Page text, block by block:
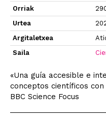
Orriak
Urtea
Argitaletxea
Saila
«Una guía accesible e
conceptos científicos con
BBC Science Focus